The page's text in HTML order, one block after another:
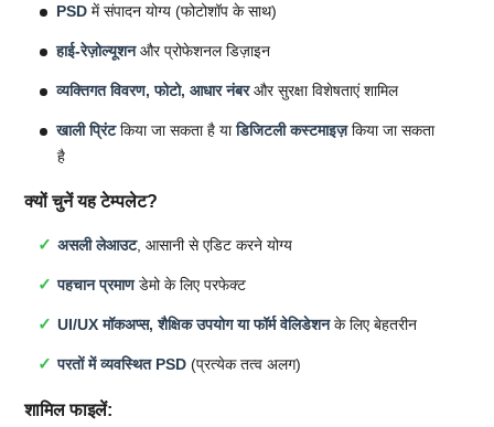
PSD में संपादन योग्य (फोटोशॉप के साथ)
हाई-रेज़ोल्यूशनऔर प्रोफेशनल डिज़ाइन
व्यक्तिगत विवरण, फोटो, आधार नंबरऔर सुरक्षा विशेषताएं शामिल
खाली प्रिंटकिया जा सकता है याडिजिटली कस्टमाइज़किया जा सकता
है
क्यों चुनें यह टेम्पलेट?
असली लेआउट, आसानी से एडिट करने योग्य
पहचान प्रमाणडेमो के लिए परफेक्ट
UI/UX मॉकअप्स, शैक्षिक उपयोग या फॉर्म वेलिडेशनके लिए बेहतरीन
परतों में व्यवस्थित PSD (प्रत्येक तत्व अलग)
शामिल फाइलें: